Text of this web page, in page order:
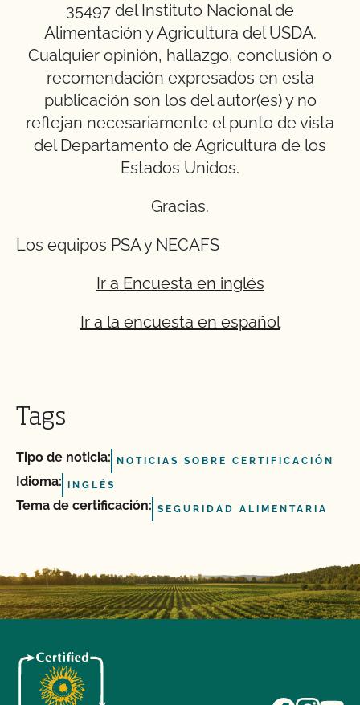
35497 del Instituto Nacional de
Alimentación y Agricultura del USDA.
Cualquier opinión, hallazgo, conclusión o
recomendación expresados en esta
publicación son los del autor(es) y no
reflejan necesariamente el punto de vista
del Departamento de Agricultura de los
Estados Unidos.
Gracias.
Los equipos PSA y NECAFS
Ir a Encuesta en inglés
Ir a la encuesta en español
Tags
Tipo de noticia: NOTICIAS SOBRE CERTIFICACIÓN
Idioma: INGLÉS
Tema de certificación: SEGURIDAD ALIMENTARIA